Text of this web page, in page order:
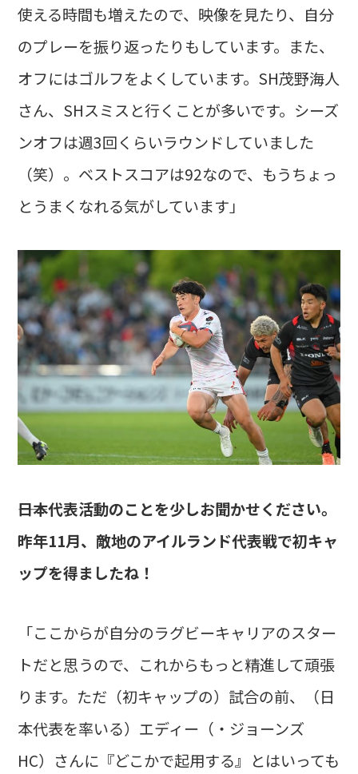
使える時間も増えたので、映像を見たり、自分
のプレーを振り返ったりもしています。また、
オフにはゴルフをよくしています。SH茂野海人
さん、SHスミスと行くことが多いです。シーズ
ンオフは週3回くらいラウンドしていました
（笑）。ベストスコアは92なので、もうちょっ
とうまくなれる気がしています」
――日本代表活動のことを少しお聞かせください。
昨年11月、敵地のアイルランド代表戦で初キャ
ップを得ましたね！
「ここからが自分のラグビーキャリアのスター
トだと思うので、これからもっと精進して頑張
ります。ただ（初キャップの）試合の前、（日
本代表を率いる）エディー（・ジョーンズ
HC）さんに『どこかで起用する』とはいっても